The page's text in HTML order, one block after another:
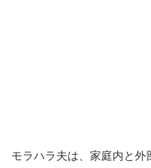
モラハラ夫は、家庭内と外